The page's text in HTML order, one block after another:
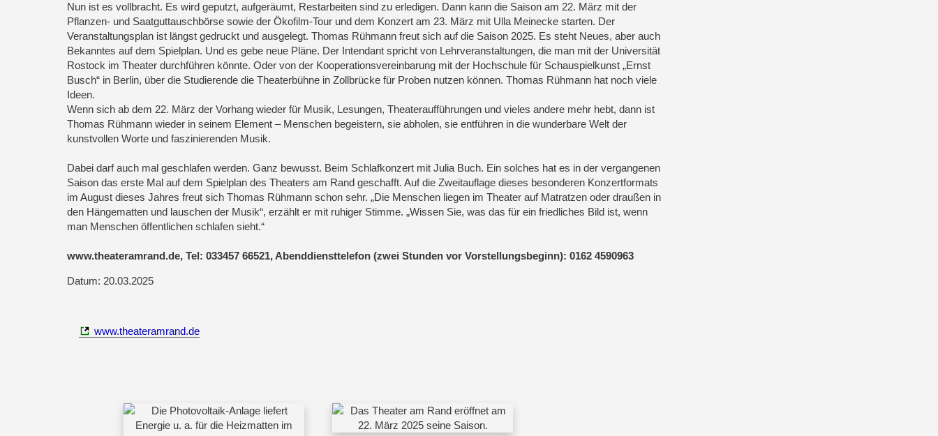
Nun ist es vollbracht. Es wird geputzt, aufgeräumt, Restarbeiten sind zu erledigen. Dann kann die Saison am 22. März mit der
Pflanzen- und Saatguttauschbörse sowie der Ökofilm-Tour und dem Konzert am 23. März mit Ulla Meinecke starten. Der
Veranstaltungsplan ist längst gedruckt und ausgelegt. Thomas Rühmann freut sich auf die Saison 2025. Es steht Neues, aber auch
Bekanntes auf dem Spielplan. Und es gebe neue Pläne. Der Intendant spricht von Lehrveranstaltungen, die man mit der Universität
Rostock im Theater durchführen könnte. Oder von der Kooperationsvereinbarung mit der Hochschule für Schauspielkunst „Ernst
Busch“ in Berlin, über die Studierende die Theaterbühne in Zollbrücke für Proben nutzen können. Thomas Rühmann hat noch viele
Ideen.
Wenn sich ab dem 22. März der Vorhang wieder für Musik, Lesungen, Theateraufführungen und vieles andere mehr hebt, dann ist
Thomas Rühmann wieder in seinem Element – Menschen begeistern, sie abholen, sie entführen in die wunderbare Welt der
kunstvollen Worte und faszinierenden Musik.
Dabei darf auch mal geschlafen werden. Ganz bewusst. Beim Schlafkonzert mit Julia Buch. Ein solches hat es in der vergangenen
Saison das erste Mal auf dem Spielplan des Theaters am Rand geschafft. Auf die Zweitauflage dieses besonderen Konzertformats
im August dieses Jahres freut sich Thomas Rühmann schon sehr. „Die Menschen liegen im Theater auf Matratzen oder draußen in
den Hängematten und lauschen der Musik“, erzählt er mit ruhiger Stimme. „Wissen Sie, was das für ein friedliches Bild ist, wenn
man Menschen öffentlichen schlafen sieht.“
www.theateramrand.de, Tel: 033457 66521, Abenddiensttelefon (zwei Stunden vor Vorstellungsbeginn): 0162 4590963
Datum: 20.03.2025
www.theateramrand.de